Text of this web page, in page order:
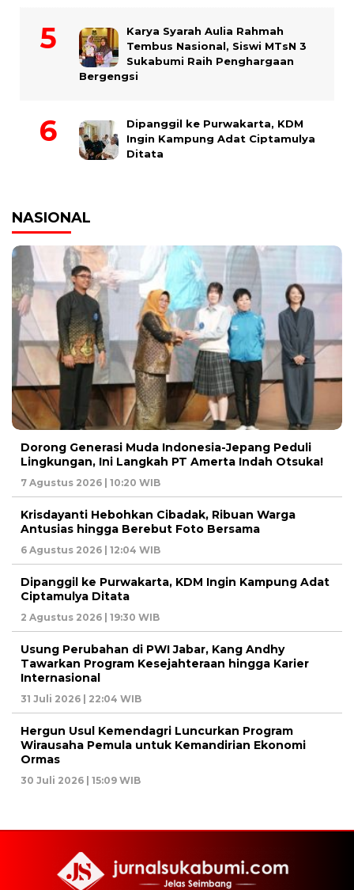
Karya Syarah Aulia Rahmah
Tembus Nasional, Siswi MTsN 3
Sukabumi Raih Penghargaan
Bergengsi
Dipanggil ke Purwakarta, KDM
Ingin Kampung Adat Ciptamulya
Ditata
NASIONAL
Dorong Generasi Muda Indonesia-Jepang Peduli
Lingkungan, Ini Langkah PT Amerta Indah Otsuka!
7 Agustus 2026 | 10:20 WIB
Krisdayanti Hebohkan Cibadak, Ribuan Warga
Antusias hingga Berebut Foto Bersama
6 Agustus 2026 | 12:04 WIB
Dipanggil ke Purwakarta, KDM Ingin Kampung Adat
Ciptamulya Ditata
2 Agustus 2026 | 19:30 WIB
Usung Perubahan di PWI Jabar, Kang Andhy
Tawarkan Program Kesejahteraan hingga Karier
Internasional
31 Juli 2026 | 22:04 WIB
Hergun Usul Kemendagri Luncurkan Program
Wirausaha Pemula untuk Kemandirian Ekonomi
Ormas
30 Juli 2026 | 15:09 WIB